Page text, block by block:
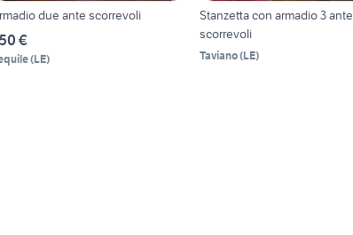
due ante scorrevoli
€
(LE)
Stanzetta con armadio 3 ante
scorrevoli
Taviano(LE)